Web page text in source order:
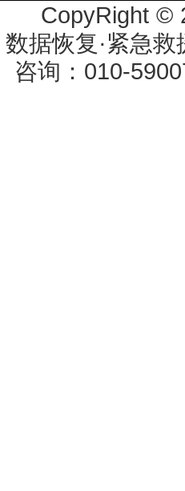
CopyRight ©
数据恢复·紧急
咨询：010-